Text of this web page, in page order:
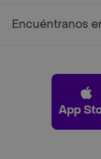
Encuéntranos
App